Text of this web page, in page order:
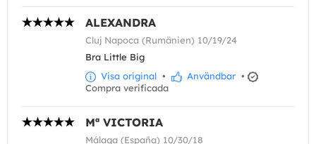
ALEXANDRA
Cluj Napoca (Rumänien) 10/19/24
Bra Little Big
Visa original • Användbar •
Compra verificada
Mª VICTORIA
Málaga (España) 10/30/18